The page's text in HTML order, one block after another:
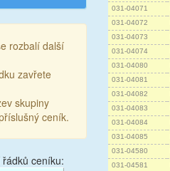
rozbalí další
zavřete
skupiny
ceník.
ceníku:
031-04071
031-04072
031-04073
031-04074
031-04080
031-04081
031-04082
031-04083
031-04084
031-04085
031-04580
031-04581